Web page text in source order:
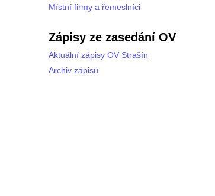
Místní firmy a řemeslníci
Zápisy ze zasedání OV
Aktuální zápisy OV Strašín
Archiv zápisů